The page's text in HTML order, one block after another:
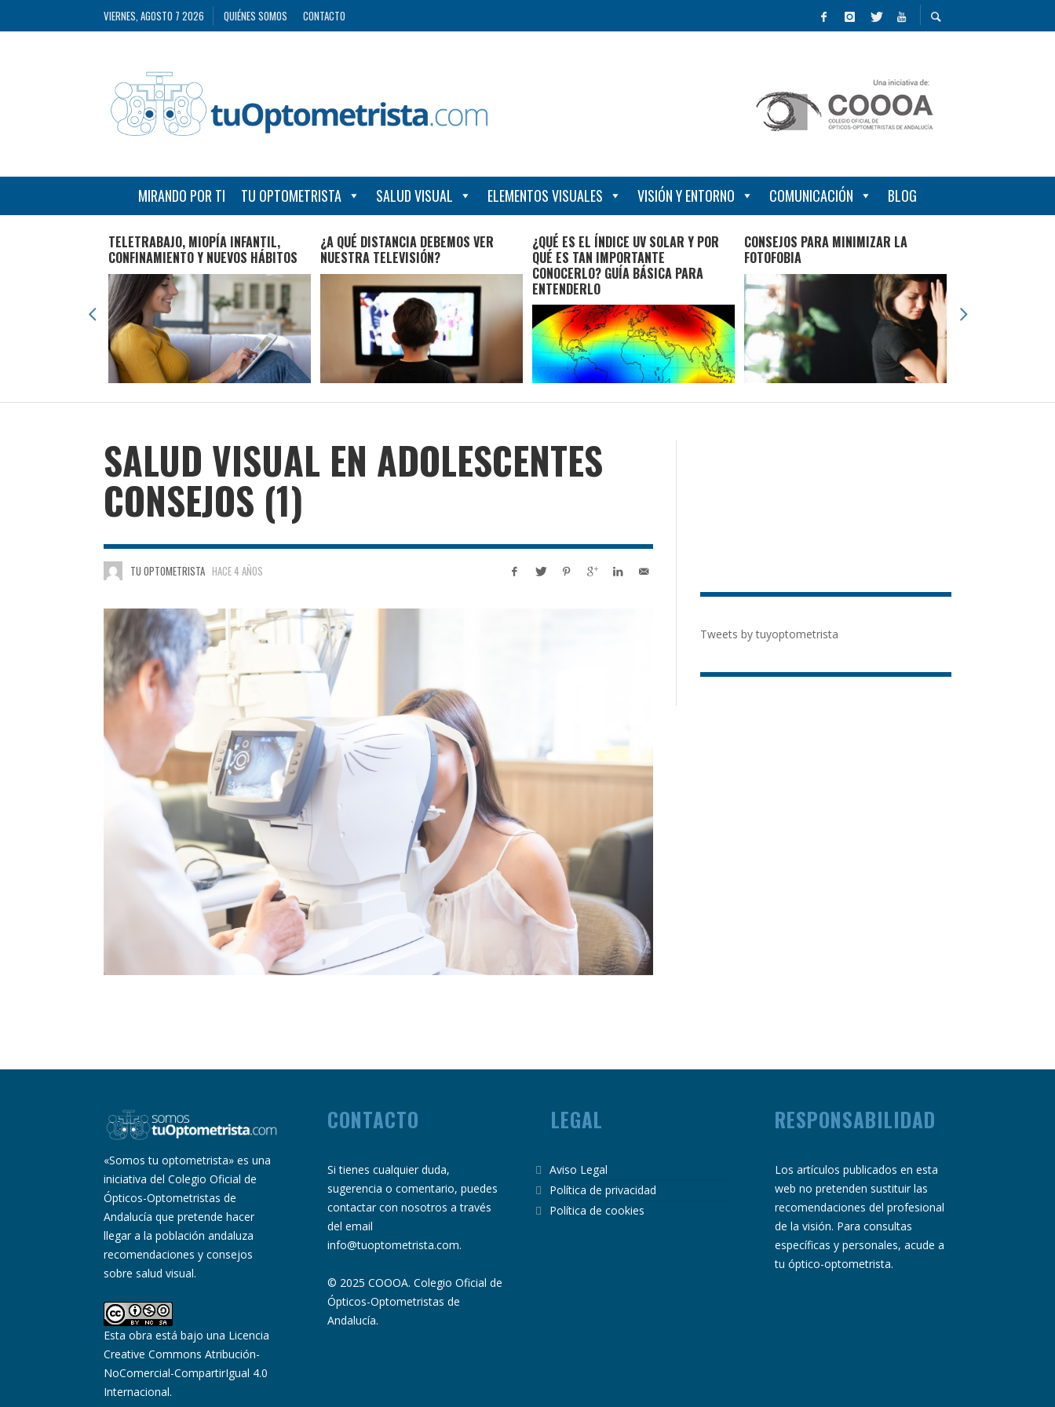
VIERNES, AGOSTO 7 2026 QUIÉNES SOMOS CONTACTO
MIRANDO POR TI TU OPTOMETRISTA SALUD VISUAL ELEMENTOS VISUALES VISIÓN Y ENTORNO COMUNICACIÓN BLOG
TELETRABAJO, MIOPÍA INFANTIL,
CONFINAMIENTO Y NUEVOS HÁBITOS
¿A QUÉ DISTANCIA DEBEMOS VER
NUESTRA TELEVISIÓN?
¿QUÉ ES EL ÍNDICE UV SOLAR Y POR
QUÉ ES TAN IMPORTANTE
CONOCERLO? GUÍA BÁSICA PARA
ENTENDERLO
CONSEJOS PARA MINIMIZAR LA
FOTOFOBIA
SALUD VISUAL EN ADOLESCENTES
CONSEJOS (1)
TU OPTOMETRISTA HACE 4 AÑOS
Tweets by tuyoptometrista
«Somos tu optometrista» es una
iniciativa del Colegio Oficial de
Ópticos-Optometristas de
Andalucía que pretende hacer
llegar a la población andaluza
recomendaciones y consejos
sobre salud visual.
Esta obra está bajo una Licencia
Creative Commons Atribución-
NoComercial-CompartirIgual 4.0
Internacional.
CONTACTO
Si tienes cualquier duda,
sugerencia o comentario, puedes
contactar con nosotros a través
del email
info@tuoptometrista.com.
© 2025 COOOA. Colegio Oficial de
Ópticos-Optometristas de
Andalucía.
LEGAL
Aviso Legal
Política de privacidad
Política de cookies
RESPONSABILIDAD
Los artículos publicados en esta
web no pretenden sustituir las
recomendaciones del profesional
de la visión. Para consultas
específicas y personales, acude a
tu óptico-optometrista.